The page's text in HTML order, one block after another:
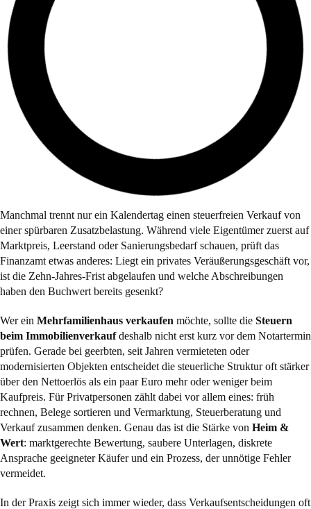
Manchmal trennt nur ein Kalendertag einen steuerfreien Verkauf von
einer spürbaren Zusatzbelastung. Während viele Eigentümer zuerst auf
Marktpreis, Leerstand oder Sanierungsbedarf schauen, prüft das
Finanzamt etwas anderes: Liegt ein privates Veräußerungsgeschäft vor,
ist die Zehn-Jahres-Frist abgelaufen und welche Abschreibungen
haben den Buchwert bereits gesenkt?
Wer ein Mehrfamilienhaus verkaufen möchte, sollte die Steuern
beim Immobilienverkaufdeshalb nicht erst kurz vor dem Notartermin
prüfen. Gerade bei geerbten, seit Jahren vermieteten oder
modernisierten Objekten entscheidet die steuerliche Struktur oft stärker
über den Nettoerlös als ein paar Euro mehr oder weniger beim
Kaufpreis. Für Privatpersonen zählt dabei vor allem eines: früh
rechnen, Belege sortieren und Vermarktung, Steuerberatung und
Verkauf zusammen denken. Genau das ist die Stärke von Heim &
Wert: marktgerechte Bewertung, saubere Unterlagen, diskrete
Ansprache geeigneter Käufer und ein Prozess, der unnötige Fehler
vermeidet.
In der Praxis zeigt sich immer wieder, dass Verkaufsentscheidungen oft